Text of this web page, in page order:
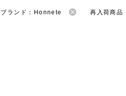
ブランド：Honnete 再入荷商品